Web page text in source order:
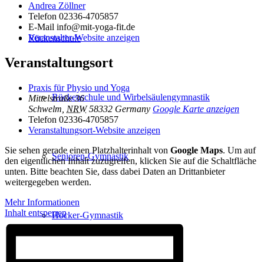
Rückenschule
Rückenschule und Wirbelsäulen­gymnastik
Senioren-Gymnastik
Hocker-Gymnastik
Andrea Zöllner
Telefon 02336-4705857
E-Mail info@mit-yoga-fit.de
Veranstalter-Website anzeigen
Veranstaltungsort
Praxis für Physio und Yoga
Mittelstraße 36
Schwelm NRW 58332 Germany Google Karte anzeigen
Telefon 02336-4705857
Veranstaltungsort-Website anzeigen
Sie sehen gerade einen Platzhalterinhalt von Google Maps. Um auf
den eigentlichen Inhalt zuzugreifen, klicken Sie auf die Schaltfläche
unten. Bitte beachten Sie, dass dabei Daten an Drittanbieter
weitergegeben werden.
Mehr Informationen
Inhalt entsperren